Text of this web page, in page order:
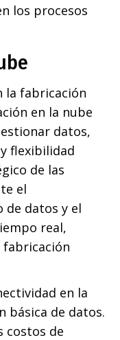
los procesos
la fabricación
en la nube
datos,
flexibilidad
de las
el
de datos y el
real,
fabricación
en la
básica de datos.
costos de